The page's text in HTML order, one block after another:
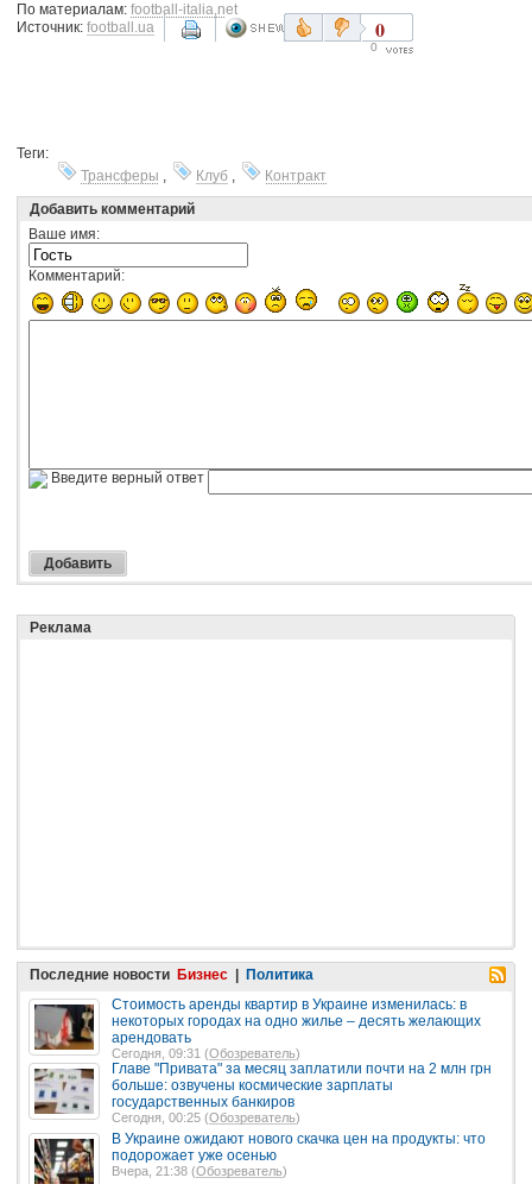
По материалам: football-italia.net
Источник: football.ua 0
0
Теги:
Трансферы , Клуб ,
Контракт
Добавить комментарий
Ваше имя:
Комментарий:
Введите верный ответ
Реклама
Последние новости Бизнес
Политика
Стоимость аренды квартир в Украине изменилась: в
некоторых городах на одно жилье – десять желающих
арендовать
Сегодня, 09:31 (Обозреватель)
Главе "Привата" за месяц заплатили почти на 2 млн грн
больше: озвучены космические зарплаты
государственных банкиров
Сегодня, 00:25 (Обозреватель)
В Украине ожидают нового скачка цен на продукты: что
подорожает уже осенью
Вчера, 21:38 (Обозреватель)